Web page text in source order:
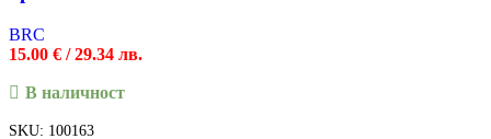
BRC
15.00 € / 29.34 лв.
В наличност
SKU: 100163